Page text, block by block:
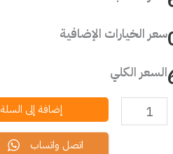
سعر الخيارات الإضافية
السعر الكلي
إضافة إلى السلة
اتصل واتساب